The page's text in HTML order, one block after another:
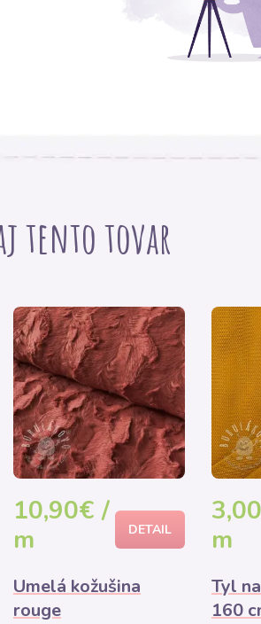
tento tovar
10,90€ /
m
DETAIL
Umelá kožušina
rouge
m
Tyl
160